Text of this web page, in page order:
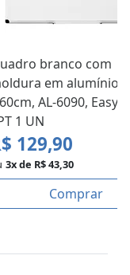
branco com
em alumínio,
AL-6090, Easy
1 UN
129,90
3x de R$ 43,30
Comprar